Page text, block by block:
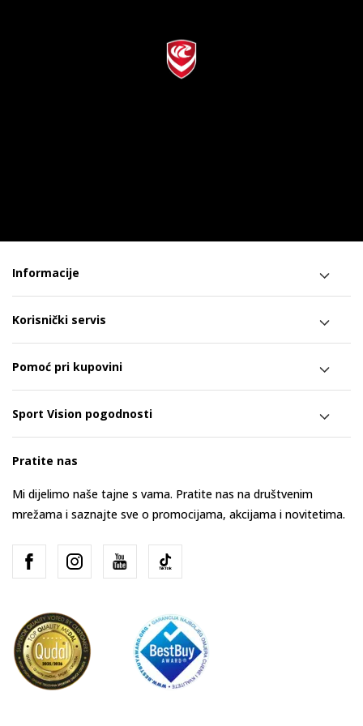
Informacije
Korisnički servis
Pomoć pri kupovini
Sport Vision pogodnosti
Pratite nas
Mi dijelimo naše tajne s vama. Pratite nas na društvenim
mrežama i saznajte sve o promocijama, akcijama i novitetima.